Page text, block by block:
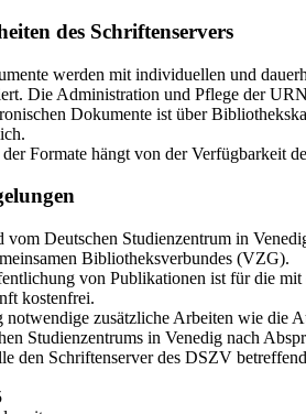
des Schriftenservers
werden mit individuellen und
Die Administration und Pflege der
Dokumente ist über
Formate hängt von der Verfügbarkeit
Deutschen Studienzentrum in
Bibliotheksverbundes (VZG).
von Publikationen ist für die
kostenfrei.
zusätzliche Arbeiten wie die
Studienzentrums in Venedig nach
den Schriftenserver des DSZV